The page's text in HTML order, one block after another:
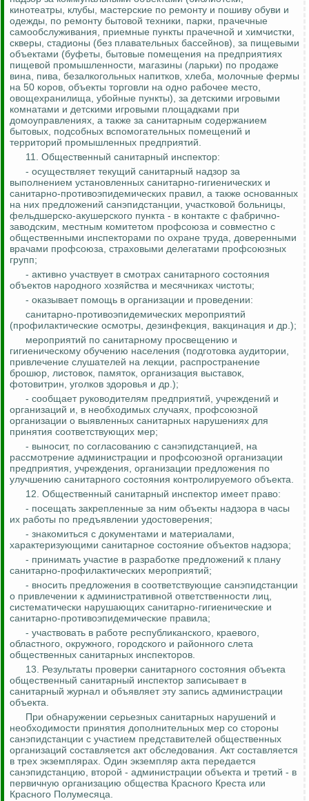
кинотеатры, клубы, мастерские по ремонту и пошиву обуви и
одежды, по ремонту бытовой техники, парки, прачечные
самообслуживания, приемные пункты прачечной и химчистки,
скверы, стадионы (без плавательных бассейнов), за пищевыми
объектами (буфеты, бытовые помещения на предприятиях
пищевой промышленности, магазины (ларьки) по продаже
вина, пива, безалкогольных напитков, хлеба, молочные фермы
на 50 коров, объекты торговли на одно рабочее место,
овощехранилища, убойные пункты), за детскими игровыми
комнатами и детскими игровыми площадками при
домоуправлениях, а также за санитарным содержанием
бытовых, подсобных вспомогательных помещений и
территорий промышленных предприятий.
11. Общественный санитарный инспектор:
- осуществляет текущий санитарный надзор за
выполнением установленных санитарно-гигиенических и
санитарно-противоэпидемических правил, а также основанных
на них предложений санэпидстанции, участковой больницы,
фельдшерско-акушерского пункта - в контакте с фабрично-
заводским, местным комитетом профсоюза и совместно с
общественными инспекторами по охране труда, доверенными
врачами профсоюза, страховыми делегатами профсоюзных
групп;
- активно участвует в смотрах санитарного состояния
объектов народного хозяйства и месячниках чистоты;
- оказывает помощь в организации и проведении:
санитарно-противоэпидемических мероприятий
(профилактические осмотры, дезинфекция, вакцинация и др.);
мероприятий по санитарному просвещению и
гигиеническому обучению населения (подготовка аудитории,
привлечение слушателей на лекции, распространение
брошюр, листовок, памяток, организация выставок,
фотовитрин, уголков здоровья и др.);
- сообщает руководителям предприятий, учреждений и
организаций и, в необходимых случаях, профсоюзной
организации о выявленных санитарных нарушениях для
принятия соответствующих мер;
- выносит, по согласованию с санэпидстанцией, на
рассмотрение администрации и профсоюзной организации
предприятия, учреждения, организации предложения по
улучшению санитарного состояния контролируемого объекта.
12. Общественный санитарный инспектор имеет право:
- посещать закрепленные за ним объекты надзора в часы
их работы по предъявлении удостоверения;
- знакомиться с документами и материалами,
характеризующими санитарное состояние объектов надзора;
- принимать участие в разработке предложений к плану
санитарно-профилактических мероприятий;
- вносить предложения в соответствующие санэпидстанции
о привлечении к административной ответственности лиц,
систематически нарушающих санитарно-гигиенические и
санитарно-противоэпидемические правила;
- участвовать в работе республиканского, краевого,
областного, окружного, городского и районного слета
общественных санитарных инспекторов.
13. Результаты проверки санитарного состояния объекта
общественный санитарный инспектор записывает в
санитарный журнал и объявляет эту запись администрации
объекта.
При обнаружении серьезных санитарных нарушений и
необходимости принятия дополнительных мер со стороны
санэпидстанции с участием представителей общественных
организаций составляется акт обследования. Акт составляется
в трех экземплярах. Один экземпляр акта передается
санэпидстанцию, второй - администрации объекта и третий - в
первичную организацию общества Красного Креста или
Красного Полумесяца.